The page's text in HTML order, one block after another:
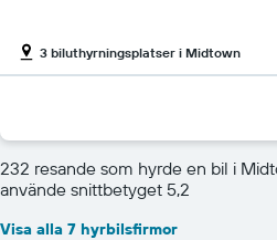
3 biluthyrningsplatser i Midtown
232 resande som hyrde en bil i
använde snittbetyget 5,2
Visa alla 7 hyrbilsfirmor